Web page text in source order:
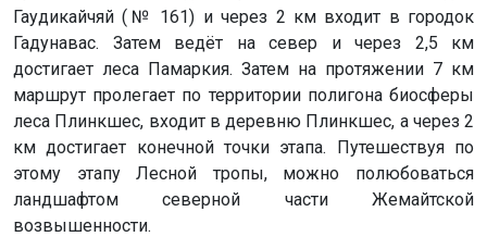
Гаудикайчяй (№ 161) и через 2 км входит в городок
Гадунавас. Затем ведёт на север и через 2,5 км
достигает леса Памаркия. Затем на протяжении 7 км
маршрут пролегает по территории полигона биосферы
леса Плинкшес, входит в деревню Плинкшес, а через 2
км достигает конечной точки этапа. Путешествуя по
этому этапу Лесной тропы, можно полюбоваться
ландшафтом северной части Жемайтской
возвышенности.